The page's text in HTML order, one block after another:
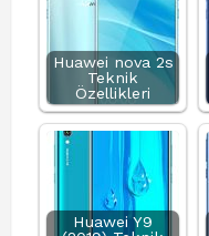
Huawei nova 2s
Teknik
Özellikleri
Huawei Y9